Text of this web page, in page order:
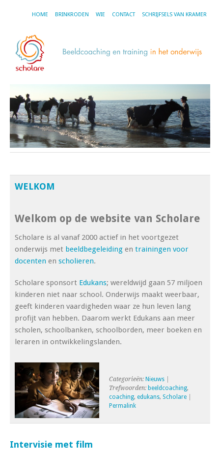
HOME BRINKRODEN WIE CONTACT SCHRIJFSELS VAN KRAMER
WELKOM
Welkom op de website van Scholare
Scholare is al vanaf 2000 actief in het voortgezet
onderwijs met beeldbegeleiding en trainingen voor
docenten en scholieren.
Scholare sponsort Edukans; wereldwijd gaan 57 miljoen
kinderen niet naar school. Onderwijs maakt weerbaar,
geeft kinderen vaardigheden waar ze hun leven lang
profijt van hebben. Daarom werkt Edukans aan meer
scholen, schoolbanken, schoolborden, meer boeken en
leraren in ontwikkelingslanden.
Categorieën: Nieuws
Trefwoorden: beeldcoaching,
coaching, edukans, Scholare
Permalink
Intervisie met film